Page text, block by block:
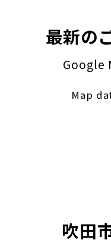
最新の
Google
Map
吹田